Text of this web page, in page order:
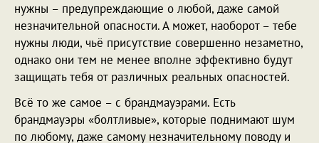
нужны – предупреждающие о любой, даже самой
незначительной опасности. А может, наоборот – тебе
нужны люди, чьё присутствие совершенно незаметно,
однако они тем не менее вполне эффективно будут
защищать тебя от различных реальных опасностей.
Всё то же самое – с брандмауэрами. Есть
брандмауэры «болтливые», которые поднимают шум
по любому, даже самому незначительному поводу и